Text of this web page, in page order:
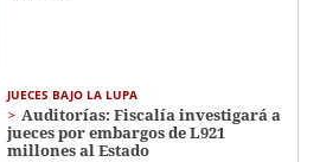
JUECES BAJO LA LUPA
Auditorías: Fiscalía investigará a
jueces por embargos de L921
millones al Estado